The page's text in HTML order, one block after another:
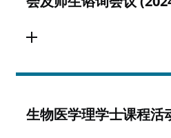
生物医学理学士课程活